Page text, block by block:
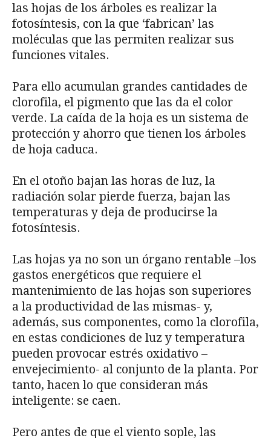
las hojas de los árboles es realizar la
fotosíntesis, con la que ‘fabrican’ las
moléculas que las permiten realizar sus
funciones vitales.
Para ello acumulan grandes cantidades de
clorofila, el pigmento que las da el color
verde. La caída de la hoja es un sistema de
protección y ahorro que tienen los árboles
de hoja caduca.
En el otoño bajan las horas de luz, la
radiación solar pierde fuerza, bajan las
temperaturas y deja de producirse la
fotosíntesis.
Las hojas ya no son un órgano rentable –los
gastos energéticos que requiere el
mantenimiento de las hojas son superiores
a la productividad de las mismas- y,
además, sus componentes, como la clorofila,
en estas condiciones de luz y temperatura
pueden provocar estrés oxidativo –
envejecimiento- al conjunto de la planta. Por
tanto, hacen lo que consideran más
inteligente: se caen.
Pero antes de que el viento sople, las